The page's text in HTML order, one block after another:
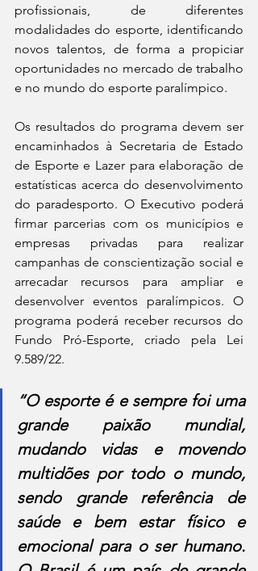
profissionais, de diferentes
modalidades do esporte, identificando
novos talentos, de forma a propiciar
oportunidades no mercado de trabalho
e no mundo do esporte paralímpico.
Os resultados do programa devem ser
encaminhados à Secretaria de Estado
de Esporte e Lazer para elaboração de
estatísticas acerca do desenvolvimento
do paradesporto. O Executivo poderá
firmar parcerias com os municípios e
empresas privadas para realizar
campanhas de conscientização social e
arrecadar recursos para ampliar e
desenvolver eventos paralímpicos. O
programa poderá receber recursos do
Fundo Pró-Esporte, criado pela Lei
9.589/22.
“O esporte é e sempre foi uma
grande paixão mundial,
mudando vidas e movendo
multidões por todo o mundo,
sendo grande referência de
saúde e bem estar físico e
emocional para o ser humano.